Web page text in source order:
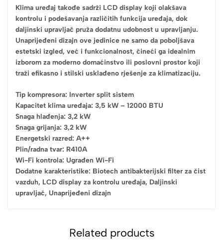
Klima uređaj takođe sadrži LCD display koji olakšava
kontrolu i podešavanja različitih funkcija uređaja, dok
daljinski upravljač pruža dodatnu udobnost u upravljanju.
Unaprijeđeni dizajn ove jedinice ne samo da poboljšava
estetski izgled, već i funkcionalnost, čineći ga idealnim
izborom za moderno domaćinstvo ili poslovni prostor koji
traži efikasno i stilski usklađeno rješenje za klimatizaciju.
Tip kompresora: Inverter split sistem
Kapacitet klima uređaja: 3,5 kW – 12000 BTU
Snaga hlađenja: 3,2 kW
Snaga grijanja: 3,2 kW
Energetski razred: A++
Plin/radna tvar: R410A
Wi-Fi kontrola: Ugrađen Wi-Fi
Dodatne karakteristike: Biotech antibakterijski filter za čist
vazduh, LCD display za kontrolu uređaja, Daljinski
upravljač, Unaprijeđeni dizajn
Related products